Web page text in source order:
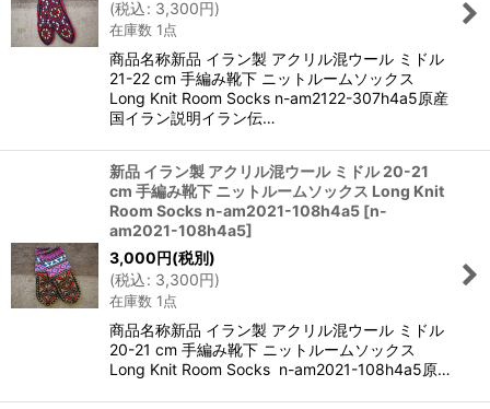
(税込: 3,300円)
在庫数 1点
商品名称新品 イラン製 アクリル混ウール ミドル
21-22 cm 手編み靴下 ニットルームソックス
Long Knit Room Socks n-am2122-307h4a5原産
国イラン説明イラン伝…
新品 イラン製 アクリル混ウール ミドル 20-21
cm 手編み靴下 ニットルームソックス Long Knit
Room Socks n-am2021-108h4a5 [n-
am2021-108h4a5]
3,000円(税別)
(税込: 3,300円)
在庫数 1点
商品名称新品 イラン製 アクリル混ウール ミドル
20-21 cm 手編み靴下 ニットルームソックス
Long Knit Room Socks n-am2021-108h4a5原…